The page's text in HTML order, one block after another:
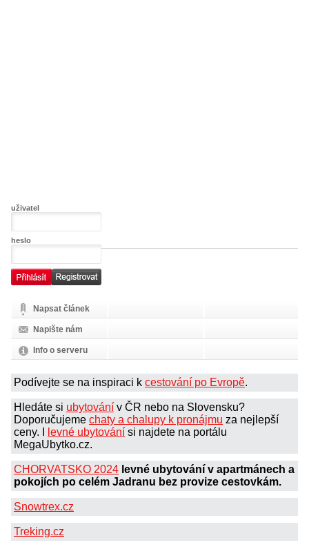
uživatel
heslo
Napsat článek
Napište nám
Info o serveru
Podívejte se na inspiraci k cestování po Evropě.
Hledáte si ubytování v ČR nebo na Slovensku?
Doporučujeme chaty a chalupy k pronájmu za nejlepší
ceny. I
levné ubytování si najdete na portálu
MegaUbytko.cz.
CHORVATSKO 2024 levné ubytování v apartmánech a
pokojích po celém Jadranu bez provize cestovkám.
Snowtrex.cz
Treking.cz